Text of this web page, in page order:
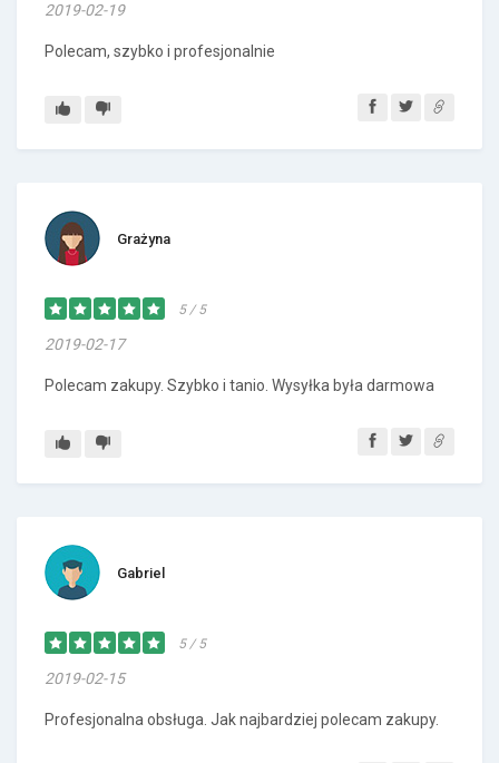
2019-02-19
Polecam, szybko i profesjonalnie
Grażyna
5 / 5
2019-02-17
Polecam zakupy. Szybko i tanio. Wysyłka była darmowa
Gabriel
5 / 5
2019-02-15
Profesjonalna obsługa. Jak najbardziej polecam zakupy.